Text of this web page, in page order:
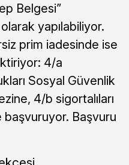
Belgesi”
yapılabiliyor.
prim iadesinde ise
4/a
Sosyal Güvenlik
4/b sigortalıları
başvuruyor. Başvuru